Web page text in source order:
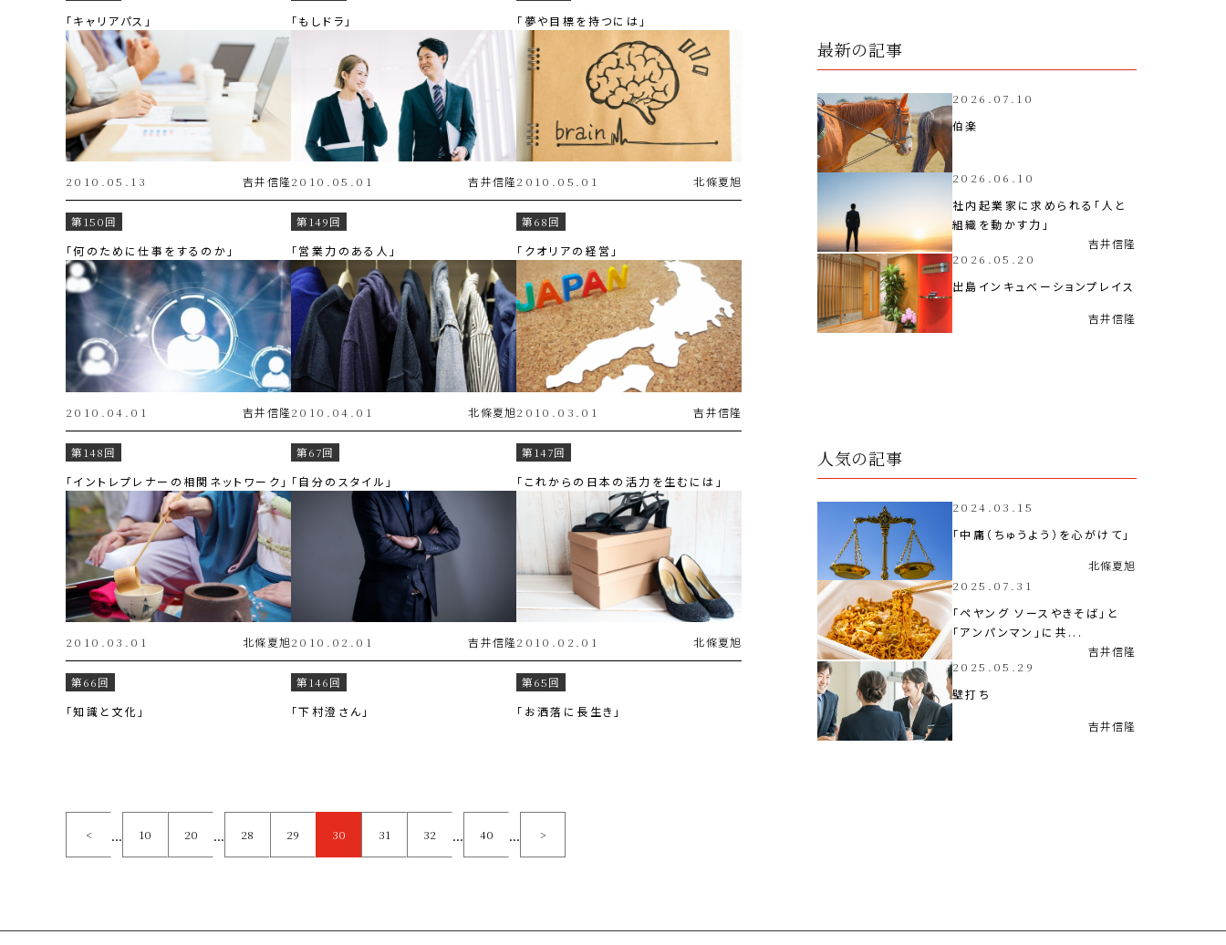
「キャリアパス」
「もしドラ」
「夢や目標を持つには」
2010.05.13 吉井信隆
第150回
「何のために仕事をするのか」
2010.05.01 吉井信隆
第149回
「営業力のある人」
2010.05.01 北條夏旭
第68回
「クオリアの経営」
2010.04.01 吉井信隆
第148回
「イントレプレナーの相関ネットワーク」
2010.04.01 北條夏旭
第67回
「自分のスタイル」
2010.03.01 吉井信隆
第147回
「これからの日本の活力を生むには」
2010.03.01 北條夏旭
第66回
「知識と文化」
2010.02.01 吉井信隆
第146回
「下村澄さん」
2010.02.01 北條夏旭
第65回
「お洒落に長生き」
< ... 10 20 ... 28 29 30 31 32 ... 40 ... >
最新の記事
2026.07.10
伯楽
2026.06.10
社内起業家に求められる「人と
組織を動かす力」
吉井信隆
2026.05.20
出島インキュベーションプレイス
吉井信隆
人気の記事
2024.03.15
「中庸（ちゅうよう）を心がけて」
北條夏旭
2025.07.31
「ペヤング ソースやきそば」と
「アンパンマン」に共...
吉井信隆
2025.05.29
壁打ち
吉井信隆